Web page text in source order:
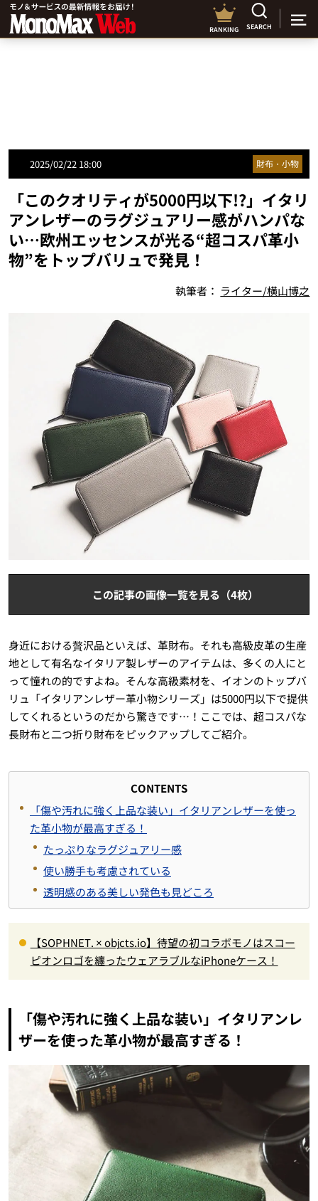
RANKING SEARCH
2025/02/22 18:00 財布・小物
「このクオリティが5000円以下!?」イタリ
アンレザーのラグジュアリー感がハンパな
い…欧州エッセンスが光る“超コスパ革小
物”をトップバリュで発見！
執筆者： ライター/横山博之
この記事の画像一覧を見る（4枚）
身近における贅沢品といえば、革財布。それも高級皮革の生産
地として有名なイタリア製レザーのアイテムは、多くの人にと
って憧れの的ですよね。そんな高級素材を、イオンのトップバ
リュ「イタリアンレザー革小物シリーズ」は5000円以下で提供
してくれるというのだから驚きです…！ここでは、超コスパな
長財布と二つ折り財布をピックアップしてご紹介。
CONTENTS
「傷や汚れに強く上品な装い」イタリアンレザーを使っ
た革小物が最高すぎる！
たっぷりなラグジュアリー感
使い勝手も考慮されている
透明感のある美しい発色も見どころ
【SOPHNET. × objcts.io】待望の初コラボモノはスコー
ピオンロゴを纏ったウェアラブルなiPhoneケース！
「傷や汚れに強く上品な装い」イタリアンレ
ザーを使った革小物が最高すぎる！